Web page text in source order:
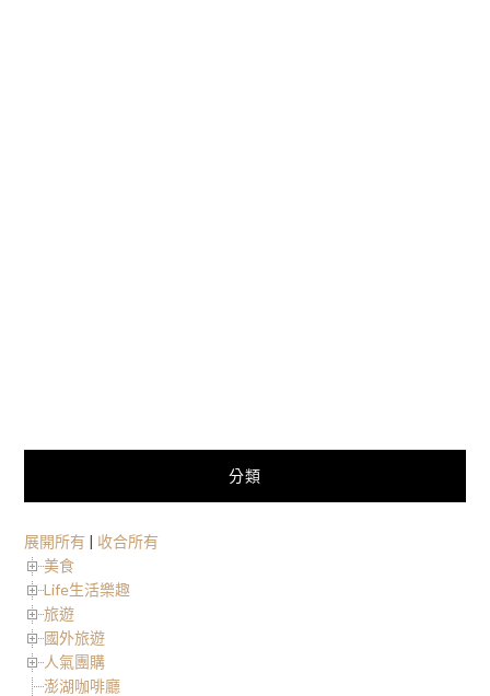
分類
展開所有 | 收合所有
美食
Life生活樂趣
旅遊
國外旅遊
人氣團購
澎湖咖啡廳